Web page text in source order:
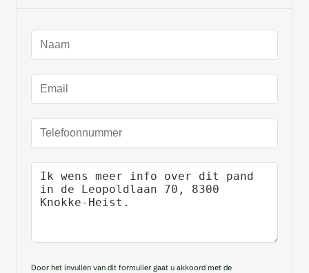
Naam
E-mailadres
Telefoonnummer
Uw bericht
Door het invullen van dit formulier gaat u akkoord met de